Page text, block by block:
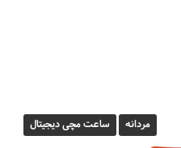
مردانه ساعت مچی دیجیتال